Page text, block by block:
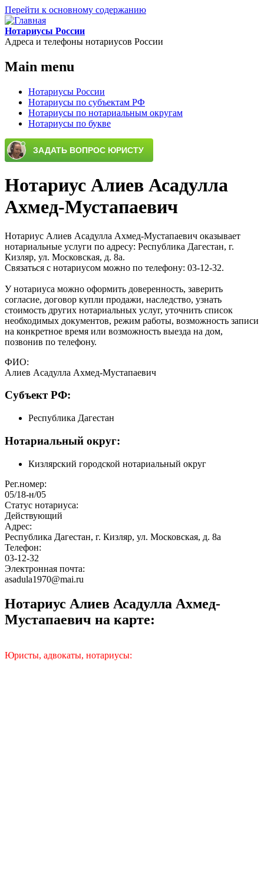
Перейти к основному содержанию
Нотариусы России
Адреса и телефоны нотариусов России
Main menu
Нотариусы России
Нотариусы по субъектам РФ
Нотариусы по нотариальным округам
Нотариусы по букве
Нотариус Алиев Асадулла
Ахмед-Мустапаевич
Нотариус Алиев Асадулла Ахмед-Мустапаевич оказывает
нотариальные услуги по адресу: Республика Дагестан, г.
Кизляр, ул. Московская, д. 8а.
Связаться с нотариусом можно по телефону: 03-12-32.
У нотариуса можно оформить доверенность, заверить
согласие, договор купли продажи, наследство, узнать
стоимость других нотариальных услуг, уточнить список
необходимых документов, режим работы, возможность записи
на конкретное время или возможность выезда на дом,
позвонив по телефону.
ФИО:
Алиев Асадулла Ахмед-Мустапаевич
Cубъект РФ:
Республика Дагестан
Нотариальный округ:
Кизлярский городской нотариальный округ
Рег.номер:
05/18-н/05
Статус нотариуса:
Действующий
Адрес:
Республика Дагестан, г. Кизляр, ул. Московская, д. 8а
Телефон:
03-12-32
Электронная почта:
asadula1970@mai.ru
Нотариус Алиев Асадулла Ахмед-
Мустапаевич на карте:
Юристы, адвокаты, нотариусы: